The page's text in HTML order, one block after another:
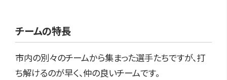
チームの特長
市内の別々のチームから集まった選手たちですが、打
ち解けるのが早く、仲の良いチームです。